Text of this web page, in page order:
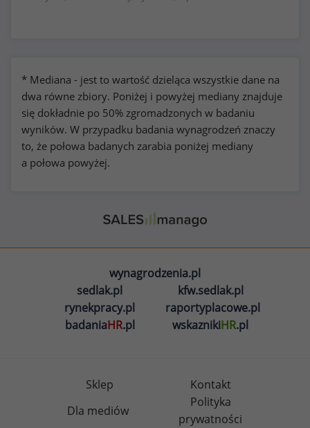
* Mediana - jest to wartość dzieląca wszystkie dane na
dwa równe zbiory. Poniżej i powyżej mediany znajduje
się dokładnie po 50% zgromadzonych w badaniu
wyników. W przypadku badania wynagrodzeń znaczy
to, że połowa badanych zarabia poniżej mediany
a połowa powyżej.
wynagrodzenia.pl
sedlak.pl
kfw.sedlak.pl
rynekpracy.pl
raportyplacowe.pl
badaniaHR.pl wskaznikiHR.pl
Sklep
Kontakt
Dla mediów
Polityka
prywatności